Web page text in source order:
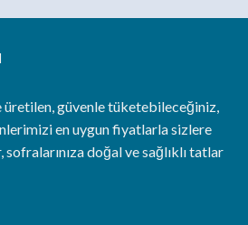
güvenle tüketebileceğiniz,
en uygun fiyatlarla sizlere
sofralarınıza doğal ve sağlıklı tatlar